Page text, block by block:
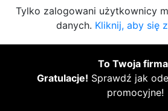
Tylko zalogowani użytkownicy
danych. Kliknij, aby się
To Twoja firma
Gratulacje! Sprawdź jak
promocyjne!